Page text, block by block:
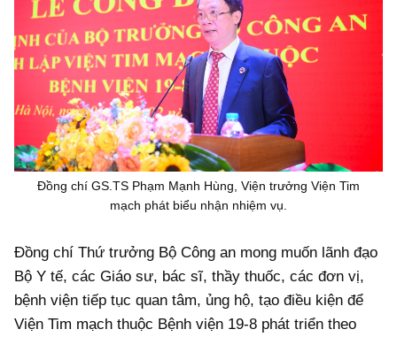
Đồng chí GS.TS Phạm Mạnh Hùng, Viện trưởng Viện Tim
mạch phát biểu nhận nhiệm vụ.
Đồng chí Thứ trưởng Bộ Công an mong muốn lãnh đạo
Bộ Y tế, các Giáo sư, bác sĩ, thầy thuốc, các đơn vị,
bệnh viện tiếp tục quan tâm, ủng hộ, tạo điều kiện để
Viện Tim mạch thuộc Bệnh viện 19-8 phát triển theo